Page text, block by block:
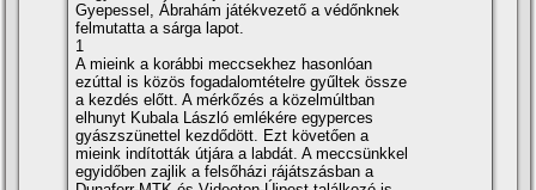
Gyepessel, Ábrahám játékvezető a védőnknek
felmutatta a sárga lapot.
1
A mieink a korábbi meccsekhez hasonlóan
ezúttal is közös fogadalomtételre gyűltek össze
a kezdés előtt. A mérkőzés a közelmúltban
elhunyt Kubala László emlékére egyperces
gyászszünettel kezdődött. Ezt követően a
mieink indí­tották útjára a labdát. A meccsünkkel
egyidőben zajlik a felsőházi rájátszásban a